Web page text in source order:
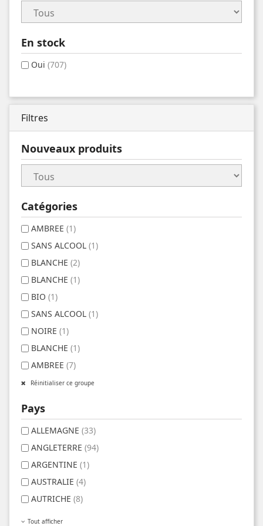
En stock
Oui (707)
Filtres
Nouveaux produits
Catégories
AMBREE (1)
SANS ALCOOL (1)
BLANCHE (2)
BLANCHE (1)
BIO (1)
SANS ALCOOL (1)
NOIRE (1)
BLANCHE (1)
AMBREE (7)
Réinitialiser ce groupe
Pays
ALLEMAGNE (33)
ANGLETERRE (94)
ARGENTINE (1)
AUSTRALIE (4)
AUTRICHE (8)
Tout afficher